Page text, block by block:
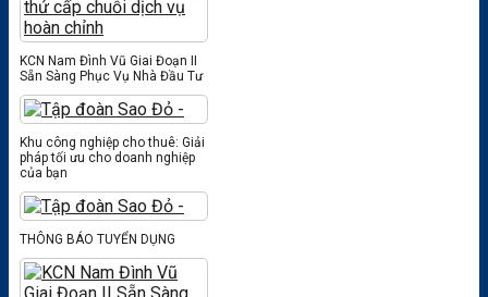
KCN Nam Đình Vũ Giai Đoạn II
Sẵn Sàng Phục Vụ Nhà Đầu Tư
Khu công nghiệp cho thuê: Giải
pháp tối ưu cho doanh nghiệp
của bạn
THÔNG BÁO TUYỂN DỤNG